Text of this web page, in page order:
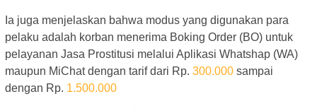
Ia juga menjelaskan bahwa modus yang digunakan para
pelaku adalah korban menerima Boking Order (BO) untuk
pelayanan Jasa Prostitusi melalui Aplikasi Whatshap (WA)
maupun MiChat dengan tarif dari Rp. 300.000 sampai
dengan Rp. 1.500.000